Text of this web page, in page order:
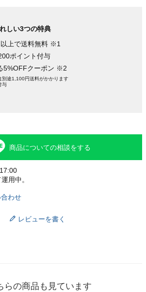
しい3つの特典
上で送料無料 ※1
ポイント付与
5%OFFクーポン ※2
途1,100円送料がかかります
与
商品についての相談をする
用中。
わせ
レビューを書く
らの商品も見ています